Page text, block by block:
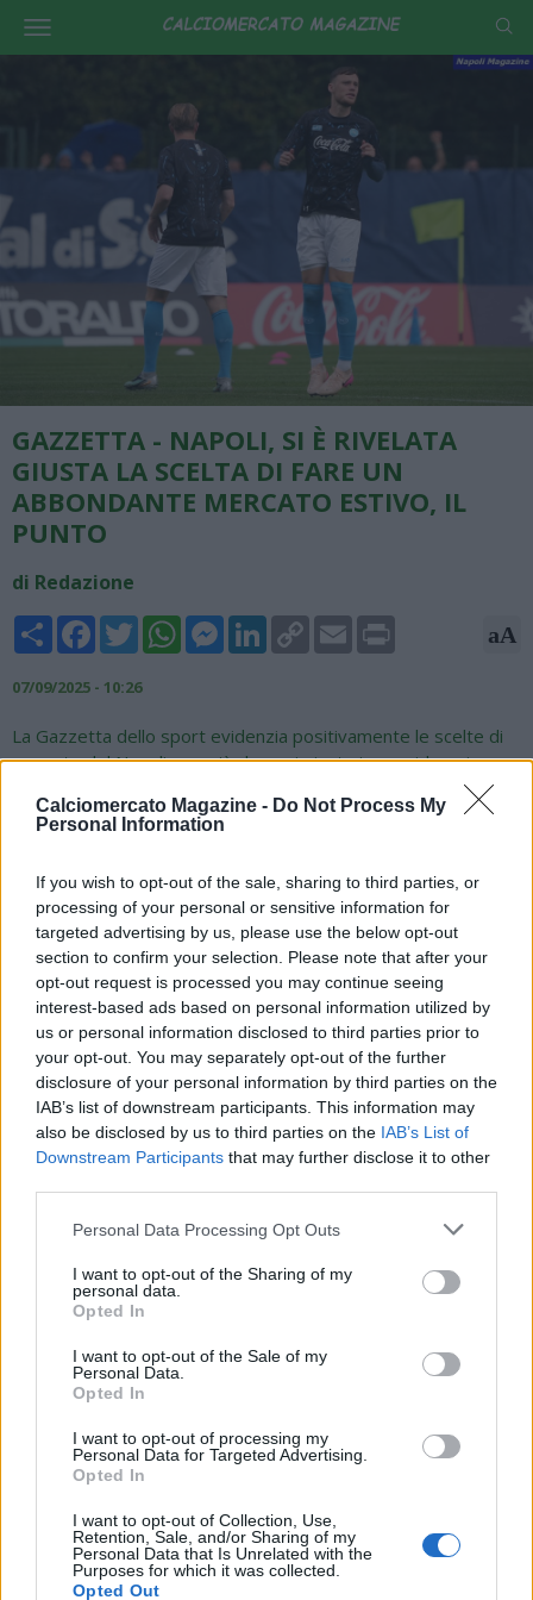
Calciomercato Magazine - Do Not Process My
Personal Information
If you wish to opt-out of the sale, sharing to third parties, or
processing of your personal or sensitive information for
targeted advertising by us, please use the below opt-out
section to confirm your selection. Please note that after your
opt-out request is processed you may continue seeing
interest-based ads based on personal information utilized by
us or personal information disclosed to third parties prior to
your opt-out. You may separately opt-out of the further
disclosure of your personal information by third parties on the
IAB’s list of downstream participants. This information may
also be disclosed by us to third parties on the IAB’s List of
Downstream Participants that may further disclose it to other
Personal Data Processing Opt Outs
I want to opt-out of the Sharing of my
personal data.
Opted In
I want to opt-out of the Sale of my
Personal Data.
Opted In
I want to opt-out of processing my
Personal Data for Targeted Advertising.
Opted In
I want to opt-out of Collection, Use,
Retention, Sale, and/or Sharing of my
Personal Data that Is Unrelated with the
Purposes for which it was collected.
Opted Out
GAZZETTA - NAPOLI, SI È RIVELATA
GIUSTA LA SCELTA DI FARE UN
ABBONDANTE MERCATO ESTIVO, IL
PUNTO
di Redazione
Share FacebookTwitterWhatsAppMessengerLinkedInCopy
Link
Email aA
07/09/2025 - 10:26
La Gazzetta dello sport evidenzia positivamente le scelte di
mercato del Napoli, ora più che mai giuste in considerazione
dell'infortunio di Amir Rrahmani, per il quale sono già disponibili
Sam Beukema ed eventualmente Luca Marianucci, entrambi
stagione da oltre cinquanta partite - e dovendo intervenire
per non presentarsi in maniera inadeguata al cospetto di
campionato, Champions, Coppa Italia e Supercoppa, il Napoli
ha trascorso tre mesi al mercato, ha comprato ciò che doveva
dal primo all’ultimo giorno (e certo ha anche venduto) e
mentre sta per avvicinarsi al primo, autentico tour de force,
s’accorge che è stato giusto così".
VAI ALLA VERSIONE CLASSICA
Il materiale (testo, foto e video) consultabile in questo portale è di nostra proprietà.